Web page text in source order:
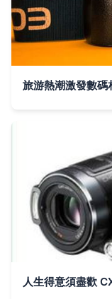
旅游熱潮激發數碼
人生得意須盡歡